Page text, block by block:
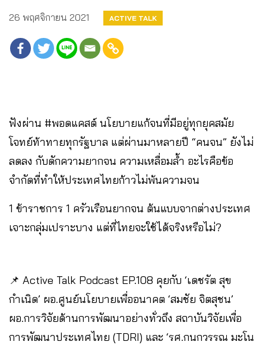
26 พฤศจิกายน 2021 ACTIVE TALK
ฟังผ่าน #พอดแคสต์ นโยบายแก้จนที่มีอยู่ทุกยุคสมัย
โจทย์ท้าทายทุกรัฐบาล แต่ผ่านมาหลายปี “คนจน” ยังไม่
ลดลง กับดักความยากจน ความเหลื่อมล้ำ อะไรคือข้อ
จำกัดที่ทำให้ประเทศไทยก้าวไม่พ้นความจน
1 ข้าราชการ 1 ครัวเรือนยากจน ต้นแบบจากต่างประเทศ
เจาะกลุ่มเปราะบาง แต่ที่ไทยจะใช้ได้จริงหรือไม่?
📌 Active Talk Podcast EP.108 คุยกับ ‘เดชรัต สุข
กำเนิด’ ผอ.ศูนย์นโยบายเพื่ออนาคต ‘สมชัย จิตสุชน’
ผอ.การวิจัยด้านการพัฒนาอย่างทั่วถึง สถาบันวิจัยเพื่อ
การพัฒนาประเทศไทย (TDRI) และ ‘รศ.กนกวรรณ มะโน